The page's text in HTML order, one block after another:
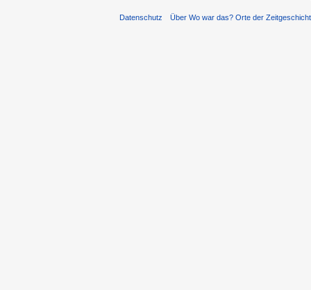
Datenschutz Über Wo war das? Orte der